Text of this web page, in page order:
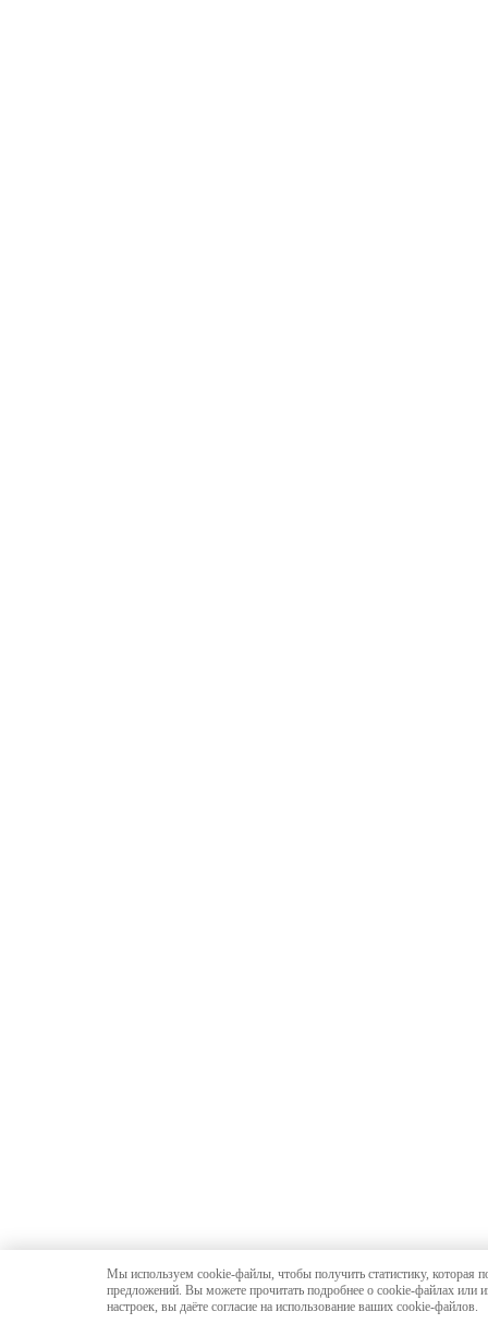
Мы используем cookie-файлы, чтобы получить статистику, которая
предложений. Вы можете прочитать подробнее о cookie-файлах или
настроек, вы даёте согласие на использование ваших cookie-файлов.